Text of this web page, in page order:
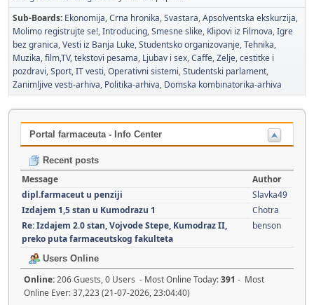
Sub-Boards Ekonomija Crna hronika Svastara Apsolventska ekskurzija
Molimo registrujte se! Introducing Smesne slike Klipovi iz Filmova Igre
bez granica Vesti iz Banja Luke Studentsko organizovanje Tehnika
Muzika, film,TV, tekstovi pesama Ljubav i sex Caffe Zelje, cestitke i
pozdravi Sport IT vesti Operativni sistemi Studentski parlament
Zanimljive vesti-arhiva Politika-arhiva Domska kombinatorika-arhiva
Portal farmaceuta - Info Center
Recent posts
Message
Author
dipl.farmaceut u penziji
Slavka49
Izdajem 1,5 stan u Kumodrazu 1
Chotra
Re: Izdajem 2.0 stan, Vojvode Stepe, Kumodraz II,
preko puta farmaceutskog fakulteta
benson
Users Online
Online:206 Guests, 0 Users - Most Online Today:391 - Most
Online Ever: 37,223 (21-07-2026, 23:04:40)